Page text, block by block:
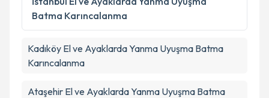
Takvim Talebini Gönder
Batma Karıncalanma
Kadıköy El ve Ayaklarda Yanma Uyuşma Batma
Karıncalanma
Ataşehir El ve Ayaklarda Yanma Uyuşma Batma